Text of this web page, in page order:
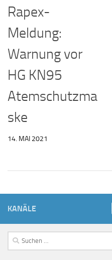
Rapex-
Meldung:
Warnung vor
HG KN95
Atemschutzma
ske
14. MAI 2021
KANÄLE
Suchen
nach: